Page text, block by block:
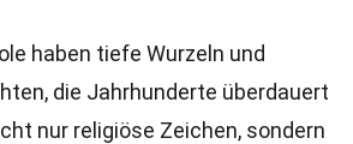
haben tiefe Wurzeln und
die Jahrhunderte überdauert
nur religiöse Zeichen, sondern